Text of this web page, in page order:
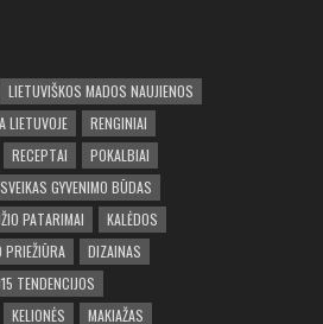
LIETUVIŠKOS MADOS NAUJIENOS
LIETUVOJE
RENGINIAI
RECEPTAI
POKALBIAI
SVEIKAS GYVENIMO BŪDAS
PATARIMAI
KALĖDOS
PRIEŽIŪRA
DIZAINAS
TENDENCIJOS
KELIONĖS MAKIAŽAS